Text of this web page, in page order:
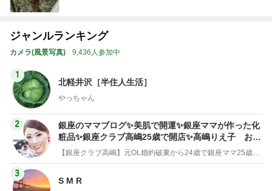
ジャンルランキング
カメラ(風景写真) 9,436人参加中
1
北軽井沢［半住人生活］
やっちゃん
2
銀座のママブログ✨美肌で開運✨銀座ママが作った化
粧品✨銀座クラブ高嶋25歳で開店✨高嶋りえ子 お着
物でエルメス バーキン コーデ
【銀座クラブ高嶋】元OL婚約破棄から24歳で銀座ママ25歳でオーナーママ銀座 美肌で開運♡パワースポット巡り高嶋りえ子ブログ
3
S M R